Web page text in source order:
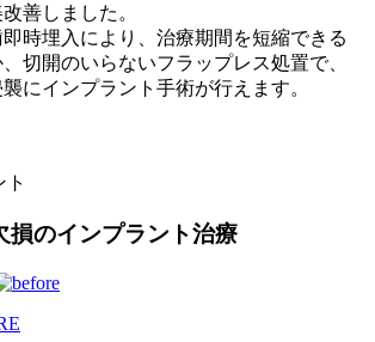
善しました。
時埋入により、治療期間を短縮できる
切開のいらないフラップレス処置で、
にインプラント手術が行えます。
ト
損のインプラント治療